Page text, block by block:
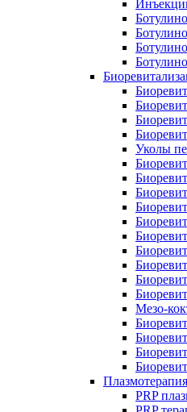
Уколы
Мезо-
PRP